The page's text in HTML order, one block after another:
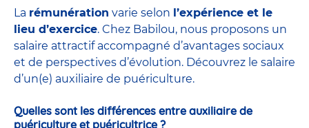
La rémunération varie selon l’expérience et le
lieu d’exercice. Chez Babilou, nous proposons un
salaire attractif accompagné d’avantages sociaux
et de perspectives d’évolution. Découvrez le salaire
d’un(e) auxiliaire de puériculture.
Quelles sont les différences entre auxiliaire de
puériculture et puéricultrice ?